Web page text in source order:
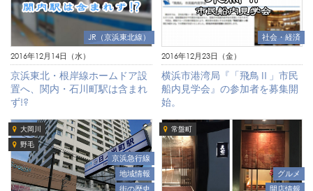
JR（京浜東北線）
2016年12月14日（水）
京浜東北・根岸線ホームドア設
置へ、関内・石川町駅は含まれ
ず!?
社会・経済
2016年12月23日（金）
横浜市港湾局『「飛鳥Ⅱ」市民
船内見学会』の参加者を募集開
始。
大岡川
野毛
京浜急行線
地域情報
常盤町
グルメ